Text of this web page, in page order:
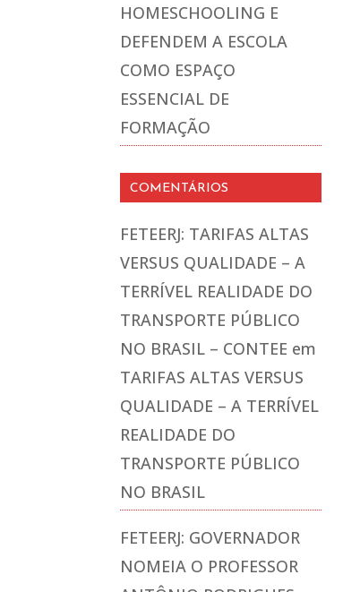
HOMESCHOOLING E
DEFENDEM A ESCOLA
COMO ESPAÇO
ESSENCIAL DE
FORMAÇÃO
COMENTÁRIOS
FETEERJ: TARIFAS ALTAS
VERSUS QUALIDADE – A
TERRÍVEL REALIDADE DO
TRANSPORTE PÚBLICO
NO BRASIL – CONTEE em
TARIFAS ALTAS VERSUS
QUALIDADE – A TERRÍVEL
REALIDADE DO
TRANSPORTE PÚBLICO
NO BRASIL
FETEERJ: GOVERNADOR
NOMEIA O PROFESSOR